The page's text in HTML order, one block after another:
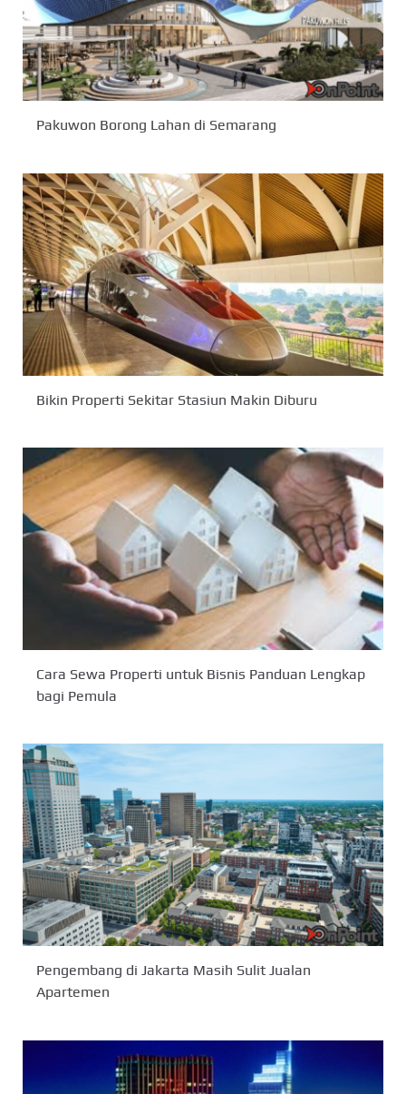
Pakuwon Borong Lahan di Semarang
Bikin Properti Sekitar Stasiun Makin Diburu
Cara Sewa Properti untuk Bisnis Panduan Lengkap
bagi Pemula
Pengembang di Jakarta Masih Sulit Jualan
Apartemen